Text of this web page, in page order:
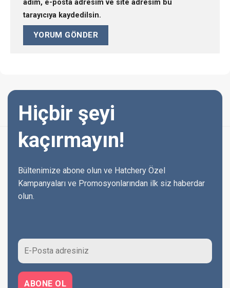
adım, e-posta adresim ve site adresim bu
tarayıcıya kaydedilsin.
Hiçbir şeyi
kaçırmayın!
Bültenimize abone olun ve Hatchery Özel
Kampanyaları ve Promosyonlarından ilk siz haberdar
olun.